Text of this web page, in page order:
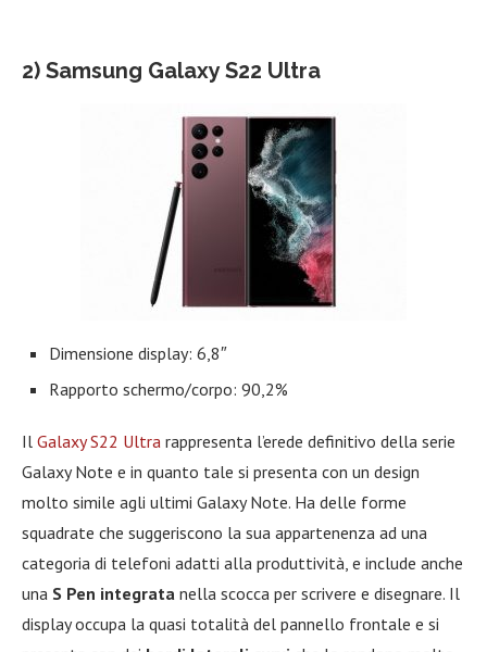
2) Samsung Galaxy S22 Ultra
Dimensione display: 6,8″
Rapporto schermo/corpo: 90,2%
Il Galaxy S22 Ultra rappresenta l’erede definitivo della serie
Galaxy Note e in quanto tale si presenta con un design
molto simile agli ultimi Galaxy Note. Ha delle forme
squadrate che suggeriscono la sua appartenenza ad una
categoria di telefoni adatti alla produttività, e include anche
una S Pen integrata nella scocca per scrivere e disegnare. Il
display occupa la quasi totalità del pannello frontale e si